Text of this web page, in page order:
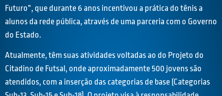
Futuro”, que durante 6 anos incentivou a prática do tênis a
alunos da rede pública, através de uma parceria com o Governo
do Estado.
Atualmente, têm suas atividades voltadas ao do Projeto do
Citadino de Futsal, onde aproximadamente 500 jovens são
atendidos, com a inserção das categorias de base (Categorias